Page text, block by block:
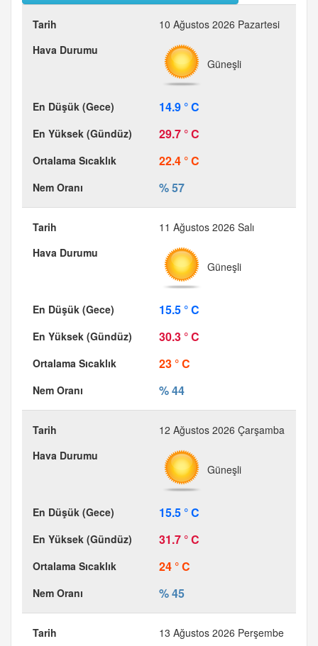
10 Ağustos 2026 Pazartesi
Güneşli
14.9 ° C
29.7 ° C
22.4 ° C
% 57
11 Ağustos 2026 Salı
Güneşli
15.5 ° C
30.3 ° C
23 ° C
% 44
12 Ağustos 2026 Çarşamba
Güneşli
15.5 ° C
31.7 ° C
24 ° C
% 45
13 Ağustos 2026 Perşembe